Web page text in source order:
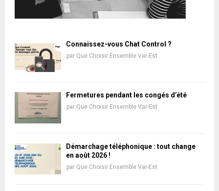
Connaissez-vous Chat Control ?
par Que Choisir Ensemble Var-Est
Fermetures pendant les congés d’été
par Que Choisir Ensemble Var-Est
Démarchage téléphonique : tout change
en août 2026 !
par Que Choisir Ensemble Var-Est